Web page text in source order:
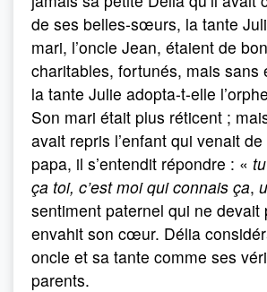
de ses belles-sœurs, la tante
mari, l’oncle Jean, étaient de
charitables, fortunés, mais sans
la tante Julie adopta-t-elle
Son mari était plus réticent ;
avait repris l’enfant qui venait de
papa, il s’entendit répondre : «
ça toi, c’est moi qui connais ça,
sentiment paternel qui ne devait
envahit son cœur. Délia
oncle et sa tante comme ses
parents.